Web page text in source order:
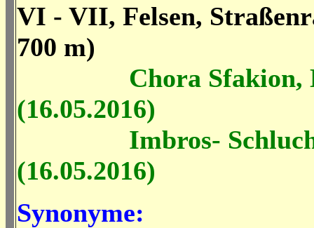
VI - VII, Felsen,
700 m)
Chora Sfakion,
(16.05.2016)
Imbros-
(16.05.2016)
Synonyme: